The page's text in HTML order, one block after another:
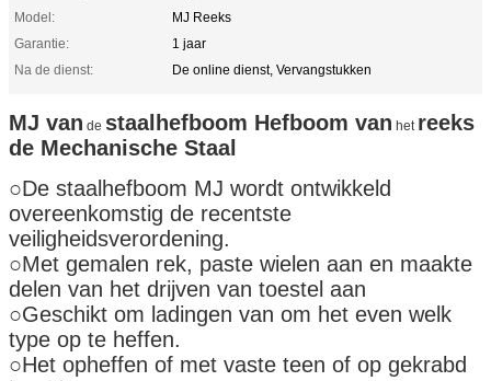
Model:
MJ Reeks
Garantie:
1 jaar
Na de dienst:
De online dienst, Vervangstukken
MJ van de staalhefboom Hefboom van het reeks
de Mechanische Staal
○De staalhefboom MJ wordt ontwikkeld
overeenkomstig de recentste
veiligheidsverordening.
○Met gemalen rek, paste wielen aan en maakte
delen van het drijven van toestel aan
○Geschikt om ladingen van om het even welk
type op te heffen.
○Het opheffen of met vaste teen of op gekrabd